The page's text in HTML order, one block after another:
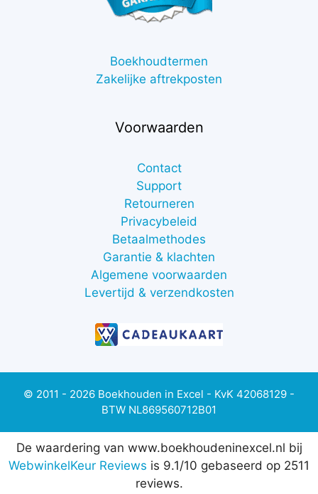
Boekhoudtermen
Zakelijke aftrekposten
Voorwaarden
Contact
Support
Retourneren
Privacybeleid
Betaalmethodes
Garantie & klachten
Algemene voorwaarden
Levertijd & verzendkosten
© 2011 - 2026 Boekhouden in Excel - KvK 42068129 -
BTW NL869560712B01
De waardering van www.boekhoudeninexcel.nl bij
WebwinkelKeur Reviews is 9.1/10 gebaseerd op 2511
reviews.